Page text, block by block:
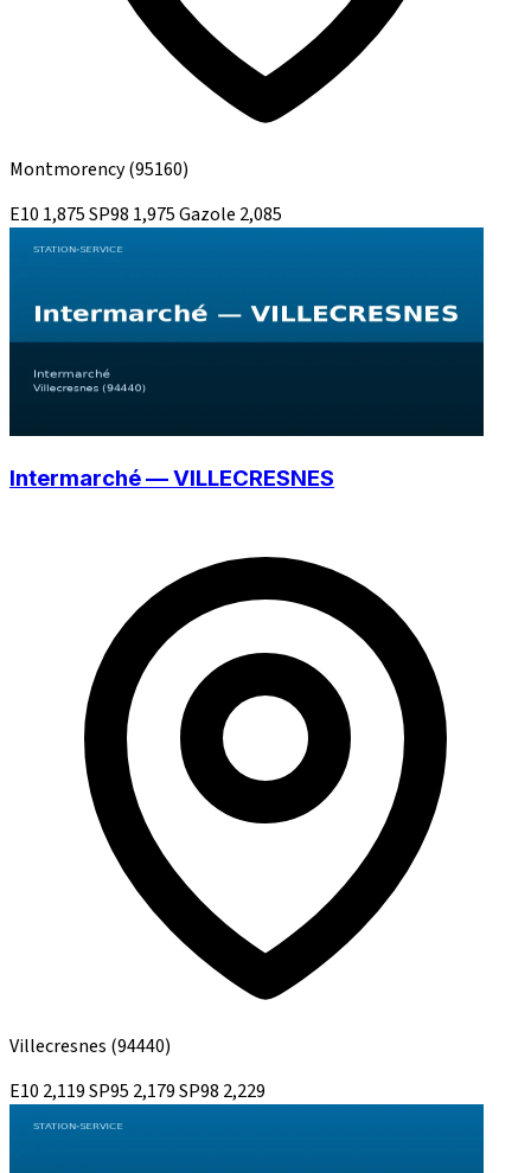
Montmorency(95160)
E10 1,875SP98 1,975Gazole 2,085
Intermarché — VILLECRESNES
Villecresnes (94440)
E10 2,119SP95 2,179SP98 2,229